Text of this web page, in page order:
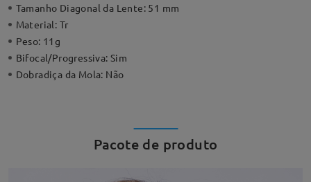
Tamanho Diagonal da Lente: 51 mm
Material: Tr
Peso: 11g
Bifocal/Progressiva:Sim
Dobradiça da Mola: Não
Pacote de produto